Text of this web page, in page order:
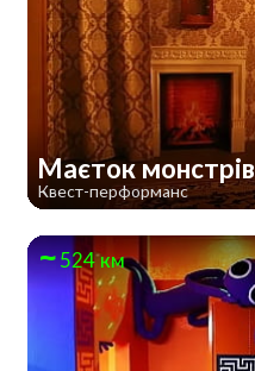
Маєток монстрів
Квест-перформанс
524 км